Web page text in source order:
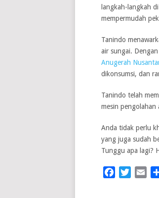
langkah-langkah
mempermudah
Tanindo
air sungai.
Anugerah
dikonsumsi, dan
Tanindo telah
mesin pengolahan
Anda tidak perlu
yang juga sudah
Tunggu apa lagi?
FacebookTwitter